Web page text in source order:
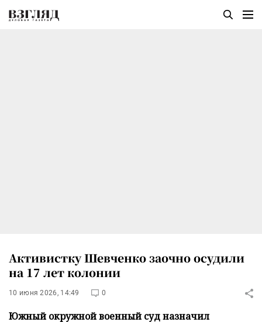
Активистку Шевченко заочно осудили
на 17 лет колонии
10 июня 2026, 14:49 0
Южный окружной военный суд назначил